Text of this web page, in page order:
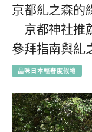
京都糺之森的
｜京都神社推
參拜指南與糺
品味日本輕奢度假地